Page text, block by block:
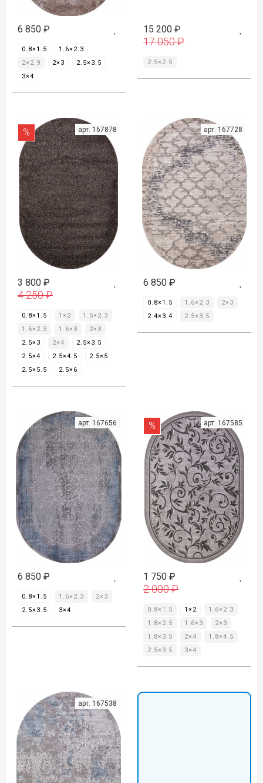
6 850 ₽
0.8×1.5
1.6×2.3
2×2.9
2×3
2.5×3.5
3×4
15 200 ₽
17 050₽
2.5×2.5
арт. 167878
%
3 800 ₽
4 250₽
0.8×1.5 1×2
1.5×2.3
1.6×2.3
1.6×3
2×3
2.5×3
2×4
2.5×3.5
2.5×4
2.5×4.5
2.5×5
2.5×5.5
2.5×6
арт. 167728
6 850 ₽
0.8×1.5 1.6×2.3
2×3
2.4×3.4
2.5×3.5
арт. 167656
6 850 ₽
0.8×1.5 1.6×2.3
2×3
2.5×3.5
3×4
арт. 167585
%
1 750 ₽
2 000₽
0.8×1.5 1×2
1.6×2.3
1.8×2.5
1.6×3
2×3
1.8×3.5
2×4
1.8×4.5
2.5×3.5
3×4
арт. 167538